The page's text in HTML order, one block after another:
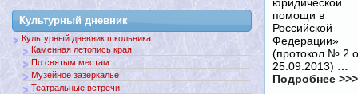
помощи в
Российской
Федерации»
(протокол № 2
25.09.2013) …
Подробнее >>>
Культурный дневник
Культурный дневник школьника
Каменная летопись края
По святым местам
Музейное зазеркалье
Театральные встречи